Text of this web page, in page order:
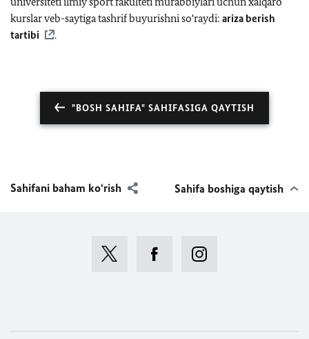
kurslar veb-saytiga tashrif buyurishni so'raydi: ariza berish
tartibi
.
"BOSH SAHIFA" SAHIFASIGA QAYTISH
Sahifani baham ko‘rish Sahifa boshiga qaytish